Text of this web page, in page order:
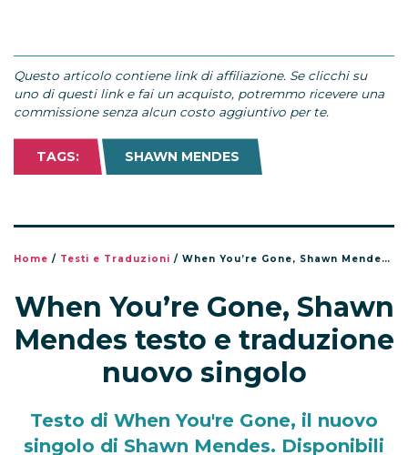
Questo articolo contiene link di affiliazione. Se clicchi su
uno di questi link e fai un acquisto, potremmo ricevere una
commissione senza alcun costo aggiuntivo per te.
TAGS: SHAWN MENDES
Home / Testi e Traduzioni / When You’re Gone, Shawn Mendes testo e traduzione nuovo singolo
When You’re Gone, Shawn
Mendes testo e traduzione
nuovo singolo
Testo di When You're Gone, il nuovo
singolo di Shawn Mendes. Disponibili